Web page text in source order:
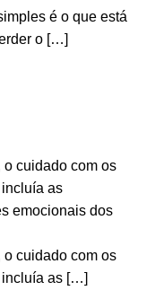
é o que está
o […]
o cuidado com os
as
emocionais dos
o cuidado com os
as […]